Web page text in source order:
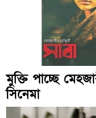
মুক্তি পাচ্ছে
সিনেমা